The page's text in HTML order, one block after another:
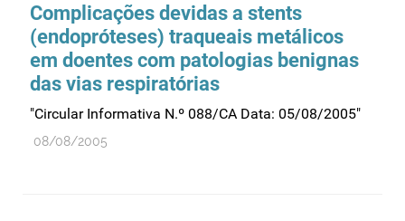
Complicações devidas a stents
(endopróteses) traqueais metálicos
em doentes com patologias benignas
das vias respiratórias
"Circular Informativa N.º 088/CA Data: 05/08/2005"
08/08/2005